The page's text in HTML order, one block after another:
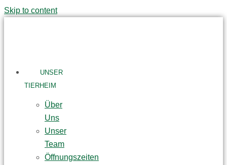
Skip to content
UNSER
TIERHEIM
Über
Uns
Unser
Team
Öffnungszeiten